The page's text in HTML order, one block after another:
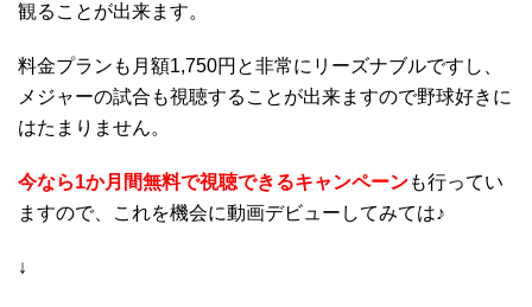
観ることが出来ます。
料金プランも月額1,750円と非常にリーズナブルですし、
メジャーの試合も視聴することが出来ますので野球好きに
はたまりません。
今なら1か月間無料で視聴できるキャンペーンも行ってい
ますので、これを機会に動画デビューしてみては♪
↓